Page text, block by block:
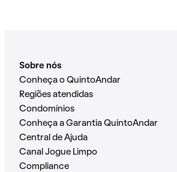
Sobre nós
Conheça o QuintoAndar
Regiões atendidas
Condomínios
Conheça a Garantia QuintoAndar
Central de Ajuda
Canal Jogue Limpo
Compliance